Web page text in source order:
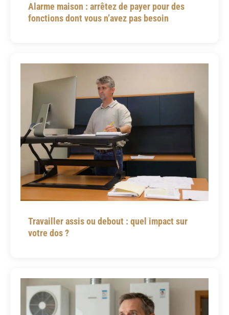
Alarme maison : arrêtez de payer pour des
fonctions dont vous n’avez pas besoin
Travailler assis ou debout : quel impact sur
votre dos ?